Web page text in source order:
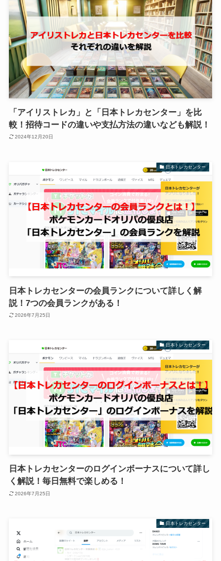
「アイリストレカ」と「日本トレカセンター」を比
較！招待コードの違いや支払方法の違いなども解説！
2024年12月20日
日本トレカセンター
日本トレカセンターの会員ランクについて詳しく解
説！7つの会員ランクがある！
2026年7月25日
日本トレカセンター
日本トレカセンターのログインボーナスについて詳し
く解説！毎日無料で楽しめる！
2026年7月25日
日本トレカセンター